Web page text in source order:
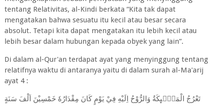
tentang Relativitas, al-Kindi berkata “Kita tak dapat
mengatakan bahwa sesuatu itu kecil atau besar secara
absolut. Tetapi kita dapat mengatakan itu lebih kecil atau
lebih besar dalam hubungan kepada obyek yang lain”.
Di dalam al-Qur'an terdapat ayat yang menyinggung tentang
relatifnya waktu di antaranya yaitu di dalam surah al-Ma'arij
ayat 4 :
تَعْرُجُ الْمَلٰۤىِٕكَةُ وَالرُّوْحُ اِلَيْهِ فِيْ يَوْمٍ كَانَ مِقْدَارُهٗ خَمْسِيْنَ اَلْفَ سَنَةٍ